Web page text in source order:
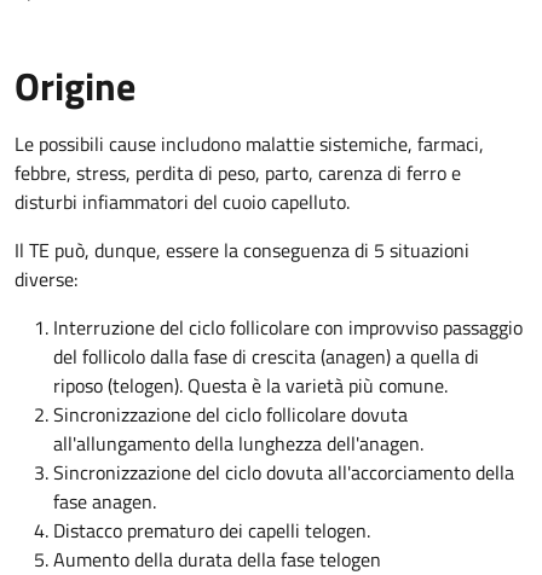
Origine
Le possibili cause includono malattie sistemiche, farmaci,
febbre, stress, perdita di peso, parto, carenza di ferro e
disturbi infiammatori del cuoio capelluto.
Il TE può, dunque, essere la conseguenza di 5 situazioni
diverse:
Interruzione del ciclo follicolare con improvviso passaggio
del follicolo dalla fase di crescita (anagen) a quella di
riposo (telogen). Questa è la varietà più comune.
Sincronizzazione del ciclo follicolare dovuta
all'allungamento della lunghezza dell'anagen.
Sincronizzazione del ciclo dovuta all'accorciamento della
fase anagen.
Distacco prematuro dei capelli telogen.
Aumento della durata della fase telogen